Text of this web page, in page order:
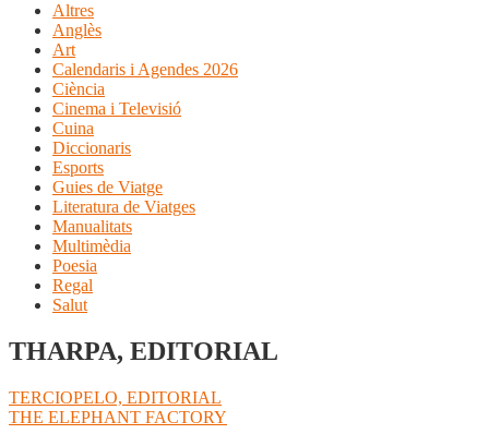
Altres
Anglès
Art
Calendaris i Agendes 2026
Ciència
Cinema i Televisió
Cuina
Diccionaris
Esports
Guies de Viatge
Literatura de Viatges
Manualitats
Multimèdia
Poesia
Regal
Salut
THARPA, EDITORIAL
Navegació
d'entrades
Entrada
anterior:
TERCIOPELO, EDITORIAL
Pròxima
THE ELEPHANT FACTORY